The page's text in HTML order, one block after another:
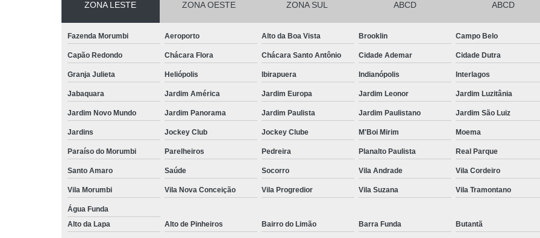
Pacotes de Frutas Congeladas
Polpa de
Frutas Cortadas para Entregar
Fruta
Frutas e Legumes Minimamente
Frutas e Verduras Processadas e
Frutas Pre Processadas
Frutas Processadas e Higienizadas
Frutas Processadas para Empresas
Kit Lanche Empresarial
Kit
ZONA LESTE ZONA OESTE ZONA SUL ABCD ABCD
Fazenda Morumbi Aeroporto Alto da Boa Vista Brooklin Campo Belo
Capão Redondo Chácara Flora Chácara Santo Antônio Cidade Ademar Cidade Dutra
Granja Julieta Heliópolis Ibirapuera Indianópolis Interlagos
Jabaquara Jardim América Jardim Europa Jardim Leonor Jardim Luzitânia
Jardim Novo Mundo Jardim Panorama Jardim Paulista Jardim Paulistano Jardim São Luiz
Jardins Jockey Club Jockey Clube M'Boi Mirim Moema
Paraíso do Morumbi Parelheiros Pedreira Planalto Paulista Real Parque
Santo Amaro Saúde Socorro Vila Andrade Vila Cordeiro
Vila Morumbi Vila Nova Conceição Vila Progredior Vila Suzana Vila Tramontano
Água Funda
Alto da Lapa
Alto de Pinheiros Bairro do Limão Barra Funda Butantã